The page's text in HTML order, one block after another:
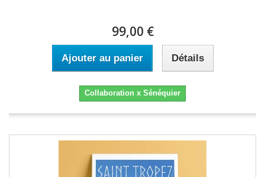
99,00 €
Ajouter au panier Détails
Collaboration x Sénéquier